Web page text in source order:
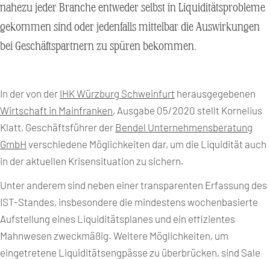
nahezu jeder Branche entweder selbst in Liquiditätsprobleme
gekommen sind oder jedenfalls mittelbar die Auswirkungen
bei Geschäftspartnern zu spüren bekommen.
In der von der IHK Würzburg Schweinfurt herausgegebenen
Wirtschaft in Mainfranken, Ausgabe 05/2020 stellt Kornelius
Klatt, Geschäftsführer der Bendel Unternehmensberatung
GmbH verschiedene Möglichkeiten dar, um die Liquidität auch
in der aktuellen Krisensituation zu sichern.
Unter anderem sind neben einer transparenten Erfassung des
IST-Standes, insbesondere die mindestens wochenbasierte
Aufstellung eines Liquiditätsplanes und ein effizientes
Mahnwesen zweckmäßig. Weitere Möglichkeiten, um
eingetretene Liquiditätsengpässe zu überbrücken, sind Sale